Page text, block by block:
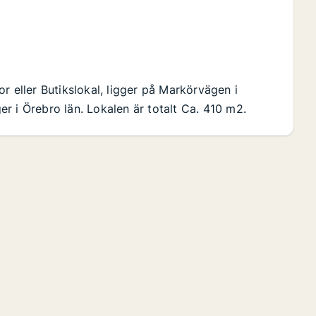
eller Butikslokal, ligger på Markörvägen i
i Örebro län. Lokalen är totalt Ca. 410 m2.